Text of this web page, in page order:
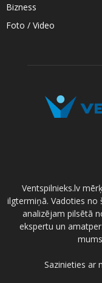
Bizness
Foto / Video
Ventspilnieks.lv
ilgtermiņā. Vadoties
analizējam pilsētā
ekspertu un
Sazinieties ar